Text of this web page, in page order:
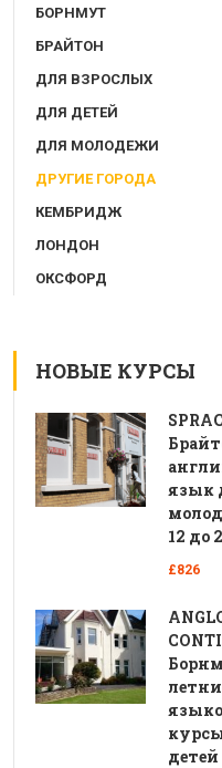
БОРНМУТ
БРАЙТОН
ДЛЯ ВЗРОСЛЫХ
ДЛЯ ДЕТЕЙ
ДЛЯ МОЛОДЕЖИ
ДРУГИЕ ГОРОДА
КЕМБРИДЖ
ЛОНДОН
ОКСФОРД
НОВЫЕ КУРСЫ
язык
12 до
£826
детей